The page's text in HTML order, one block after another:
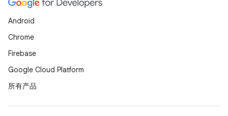
Android
Chrome
Firebase
Google Cloud Platform
所有产品